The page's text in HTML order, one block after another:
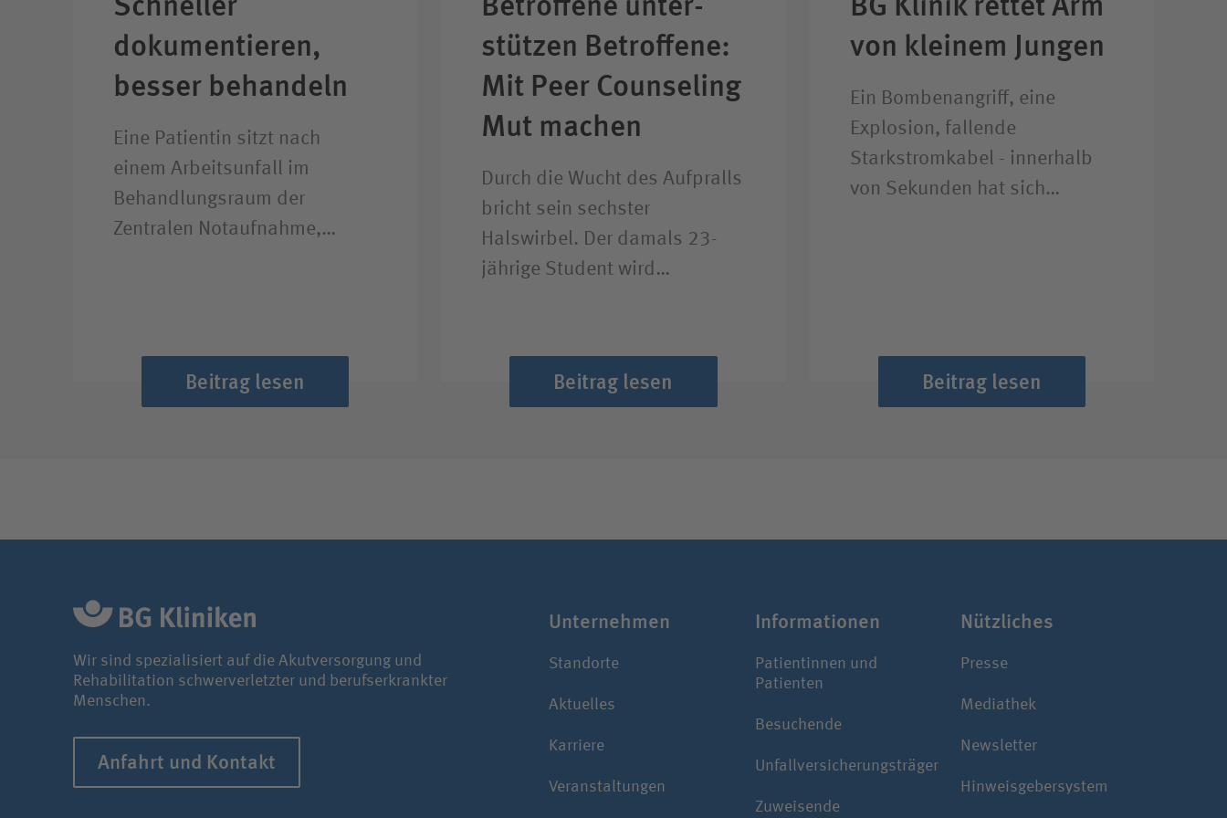
dokumentieren,
besser behandeln
Eine Patientin sitzt nach
einem Arbeitsunfall im
Behandlungsraum der
Zentralen Notaufnahme,…
Beitrag lesen
stützen Betroffene:
Mit Peer Counseling
Mut machen
Durch die Wucht des Aufpralls
bricht sein sechster
Halswirbel. Der damals 23-
jährige Student wird…
Beitrag lesen
von kleinem Jungen
Ein Bombenangriff, eine
Explosion, fallende
Starkstromkabel - innerhalb
von Sekunden hat sich…
Beitrag lesen
Wir sind spezialisiert auf die Akutversorgung und
Rehabilitation schwerverletzter und berufserkrankter
Menschen.
Anfahrt und Kontakt
Unter­nehmen
Standorte
Aktuelles
Karriere
Veranstaltungen
Infor­ma­tionen
Patientinnen und
Patienten
Besuchende
Unfallversicherungsträger
Zuweisende
Nützliches
Presse
Mediathek
Newsletter
Hinweisgebersystem